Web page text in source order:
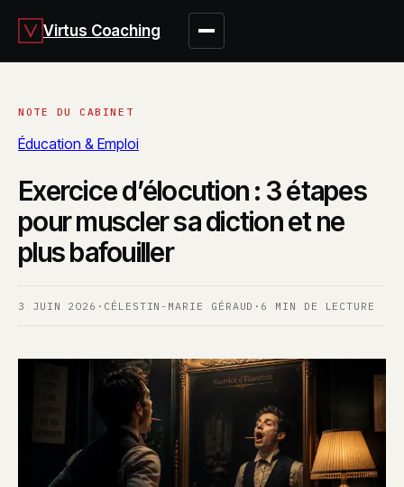
Virtus Coaching
Éducation & Emploi
Exercice d’élocution : 3 étapes
pour muscler sa diction et ne
plus bafouiller
3 JUIN 2026 · CÉLESTIN-MARIE GÉRAUD · 6 MIN DE LECTURE